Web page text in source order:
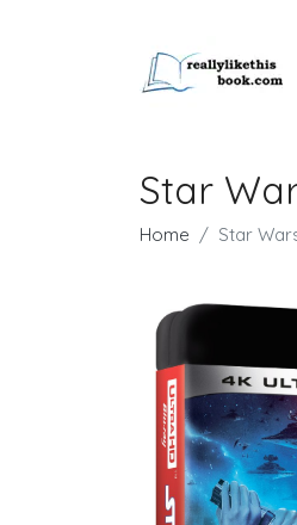
Star
Home Star